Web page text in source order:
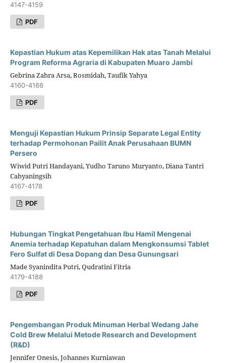
4147-4159
PDF
Kepastian Hukum atas Kepemilikan Hak atas Tanah Melalui
Program Reforma Agraria di Kabupaten Muaro Jambi
Gebrina Zahra Arsa, Rosmidah, Taufik Yahya
4160-4166
PDF
Menguji Kepastian Hukum Prinsip Separate Legal Entity
terhadap Permohonan Pailit Anak Perusahaan BUMN
Persero
Wiwid Putri Handayani, Yudho Taruno Muryanto, Diana Tantri
Cahyaningsih
4167-4178
PDF
Hubungan Tingkat Pengetahuan Ibu Hamil Mengenai
Anemia terhadap Kepatuhan dalam Mengkonsumsi Tablet
Fero Sulfat di Desa Dopang dan Desa Gunungsari
Made Syanindita Putri, Qudratini Fitria
4179-4188
PDF
Pengembangan Produk Minuman Herbal Wedang Jahe
Cold Brew Melalui Metode Research and Development
(R&D)
Jennifer Onesis, Johannes Kurniawan